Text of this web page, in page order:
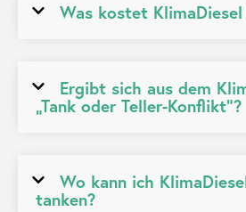
Was kostet KlimaDiesel
Ergibt sich aus dem
„Tank oder Teller-Konflikt“?
Wo kann ich
tanken?